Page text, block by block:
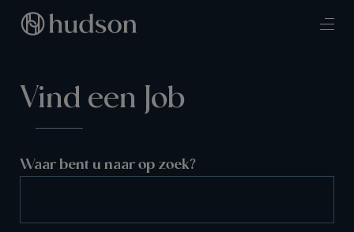
Vind een Job
Waar bent u naar op zoek?